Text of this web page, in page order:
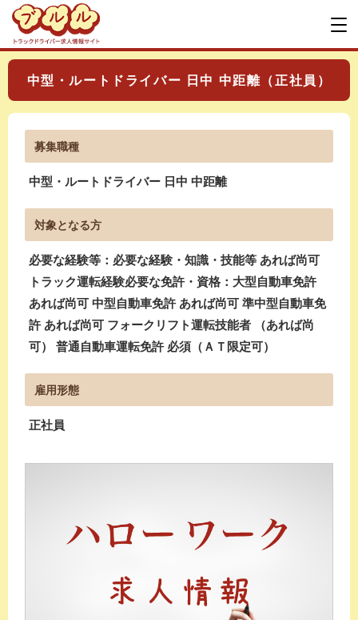
中型・ルートドライバー 日中 中距離（正社員）
募集職種
中型・ルートドライバー 日中 中距離
対象となる方
必要な経験等：必要な経験・知識・技能等 あれば尚可
トラック運転経験必要な免許・資格：大型自動車免許
あれば尚可 中型自動車免許 あれば尚可 準中型自動車免
許 あれば尚可 フォークリフト運転技能者 （あれば尚
可） 普通自動車運転免許 必須（ＡＴ限定可）
雇用形態
正社員